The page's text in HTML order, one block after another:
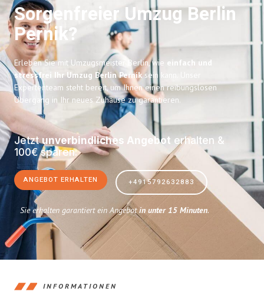
Sorgenfreier Umzug Berlin
Pernik?
Erleben Sie mit Umzugsmeister Berlin, wie einfach und
stressfrei Ihr Umzug Berlin Perniksein kann. Unser
Expertenteam steht bereit, um Ihnen einen reibungslosen
Übergang in Ihr neues Zuhause zu garantieren.
Jetztunverbindliches Angebot erhalten &
100€ sparen:
ANGEBOT ERHALTEN +4915792632883
Sie erhalten garantiert ein Angebotin unter 15 Minuten.
INFORMATIONEN